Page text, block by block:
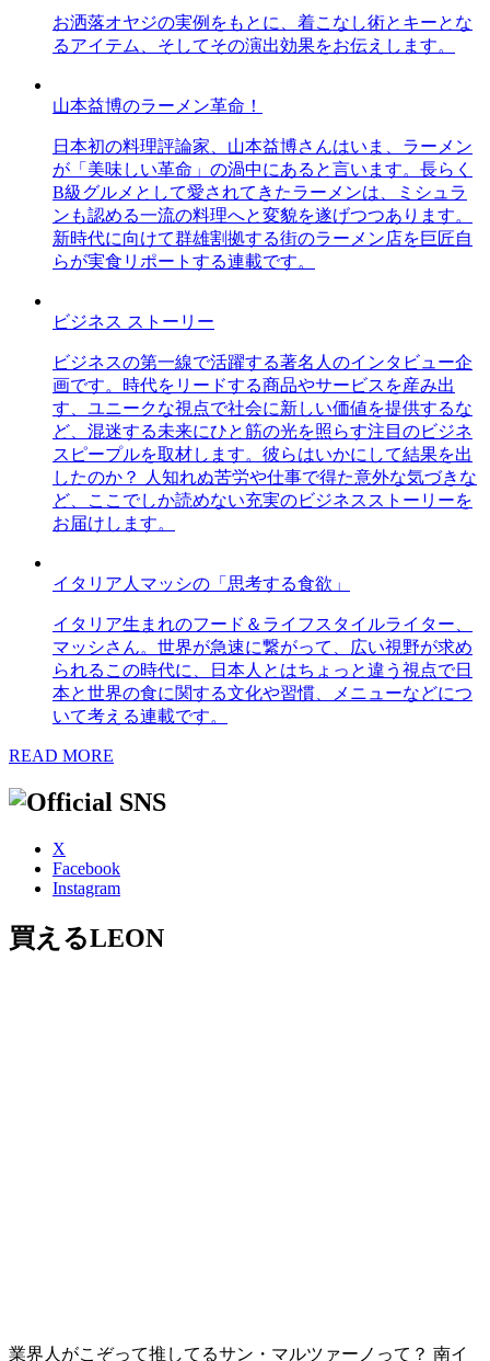
お洒落オヤジの実例をもとに、着こなし術とキーとな
るアイテム、そしてその演出効果をお伝えします。
山本益博のラーメン革命！
日本初の料理評論家、山本益博さんはいま、ラーメン
が「美味しい革命」の渦中にあると言います。長らく
B級グルメとして愛されてきたラーメンは、ミシュラ
ンも認める一流の料理へと変貌を遂げつつあります。
新時代に向けて群雄割拠する街のラーメン店を巨匠自
らが実食リポートする連載です。
ビジネス ストーリー
ビジネスの第一線で活躍する著名人のインタビュー企
画です。時代をリードする商品やサービスを産み出
す、ユニークな視点で社会に新しい価値を提供するな
ど、混迷する未来にひと筋の光を照らす注目のビジネ
スピープルを取材します。彼らはいかにして結果を出
したのか？ 人知れぬ苦労や仕事で得た意外な気づきな
ど、ここでしか読めない充実のビジネスストーリーを
お届けします。
イタリア人マッシの「思考する食欲」
イタリア生まれのフード＆ライフスタイルライター、
マッシさん。世界が急速に繋がって、広い視野が求め
られるこの時代に、日本人とはちょっと違う視点で日
本と世界の食に関する文化や習慣、メニューなどにつ
いて考える連載です。
READ MORE
X
Facebook
Instagram
買えるLEON
業界人がこぞって推してるサン・マルツァーノって？ 南イ